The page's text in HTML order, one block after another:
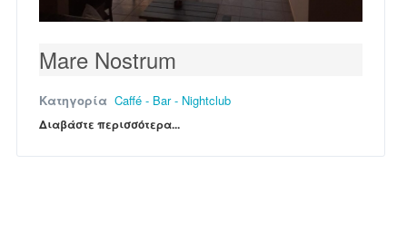
Mare Nostrum
Κατηγορία Caffé - Bar - Nightclub
Διαβάστε περισσότερα...